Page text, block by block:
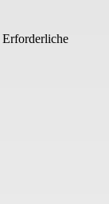
Erforderliche